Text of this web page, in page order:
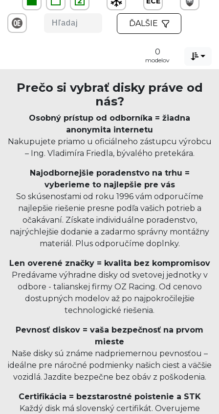
ĎALŠIE
0
modelov 
Prečo si vybrať disky práve od
nás?
Osobný prístup od odborníka = žiadna
anonymita internetu
Nakupujete priamo u oficiálneho zástupcu výrobcu
– Ing. Vladimíra Friedla, bývalého pretekára.
Najodbornejšie poradenstvo na trhu =
vyberieme to najlepšie pre vás
So skúsenosťami od roku 1996 vám odporučíme
najlepšie riešenie presne podľa vašich potrieb a
očakávaní. Získate individuálne poradenstvo,
najrýchlejšie dodanie a zadarmo správny montážny
materiál. Plus odporučíme doplnky.
Len overené značky = kvalita bez kompromisov
Predávame výhradne disky od svetovej jednotky v
odbore - talianskej firmy OZ Racing. Od cenovo
dostupných modelov až po najpokročilejšie
technologické riešenia.
Pevnosť diskov = vaša bezpečnosť na prvom
mieste
Naše disky sú známe nadpriemernou pevnosťou –
ideálne pre náročné podmienky našich ciest a väčšie
vozidlá. Jazdite bezpečne bez obáv z poškodenia.
Certifikácia = bezstarostné poistenie a STK
Každý disk má slovenský certifikát. Overujeme